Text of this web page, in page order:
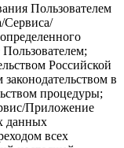
Пользователем
Сервиса/
Российской
в
процедуры;
Приложение
данных
всех